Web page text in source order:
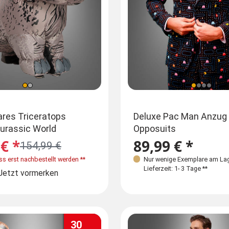
Aufblasbares Minion Kostüm
109,99 € *
Sofort versandbereit,
Lieferzeit: 1- 3 Tage **
Triceratops
World
154,99 €
*
erst nachbestellt werden **
vormerken
Einheitsgröße
Jetzt vormerken
XL 54 XXL 58
Deluxe Pac Man Anzug
Opposuits
89,99 € *
Nur wenige Exemplare am
Lieferzeit: 1- 3 Tage **
Einheitsgröße
Körpergröße 160-
30